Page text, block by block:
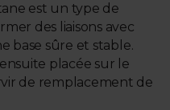
est un type de
des liaisons avec
base sûre et stable.
placée sur le
de remplacement de